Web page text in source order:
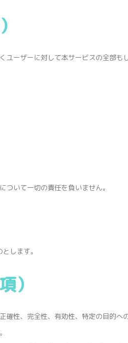
ーザーに対して本サービスの全部
いて一切の責任を負いません。
します。
）
性、完全性、有効性、特定の目的